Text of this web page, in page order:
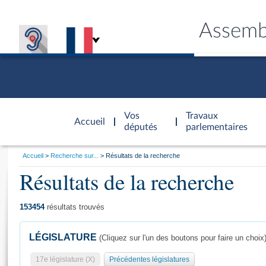
Accueil
d'accueil
Vos
députés
Travaux
parlementaires
Général
Vous
Accueil Recherche sur... Résultats de la recherche
Résultats de la recherche
153454résultats trouvés
LÉGISLATURE (Cliquez sur l'un des boutons pour faire un choix)
17e législature (X) Précédentes législatures